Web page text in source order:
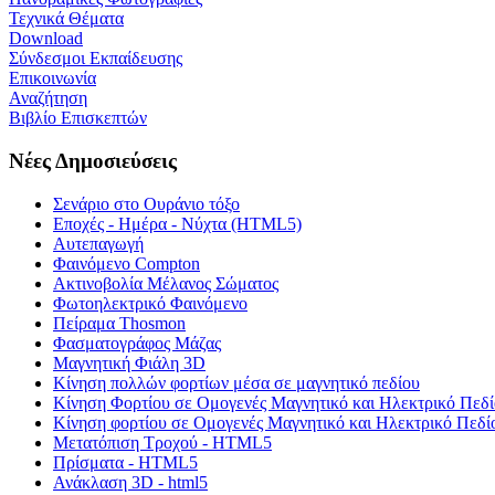
Τεχνικά Θέματα
Download
Σύνδεσμοι Εκπαίδευσης
Επικοινωνία
Αναζήτηση
Βιβλίο Επισκεπτών
Νέες Δημοσιεύσεις
Σενάριο στο Ουράνιο τόξο
Εποχές - Ημέρα - Νύχτα (HTML5)
Αυτεπαγωγή
Φαινόμενο Compton
Ακτινοβολία Μέλανος Σώματος
Φωτοηλεκτρικό Φαινόμενο
Πείραμα Thosmon
Φασματογράφος Μάζας
Μαγνητική Φιάλη 3D
Κίνηση πολλών φορτίων μέσα σε μαγνητικό πεδίου
Κίνηση Φορτίου σε Ομογενές Μαγνητικό και Ηλεκτρικό
Κίνηση φορτίου σε Ομογενές Μαγνητικό και Ηλεκτρικό
Μετατόπιση Τροχού - HTML5
Πρίσματα - HTML5
Ανάκλαση 3D - html5